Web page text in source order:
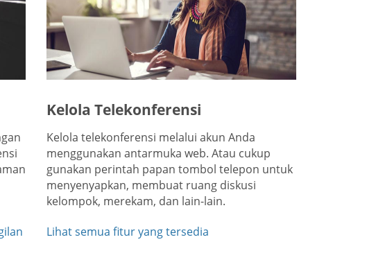
Kelola Telekonferensi
Kelola telekonferensi melalui akun Anda
menggunakan antarmuka web. Atau cukup
gunakan perintah papan tombol telepon untuk
menyenyapkan, membuat ruang diskusi
kelompok, merekam, dan lain-lain.
Lihat semua fitur yang tersedia